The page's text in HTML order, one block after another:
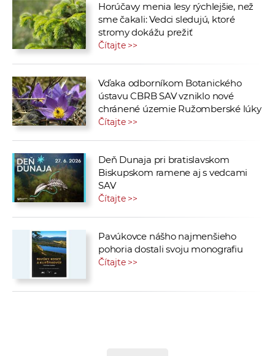
Horúčavy menia lesy rýchlejšie, než
sme čakali: Vedci sledujú, ktoré
stromy dokážu prežiť
Čítajte >>
Vďaka odborníkom Botanického
ústavu CBRB SAV vzniklo nové
chránené územie Ružomberské lúky
Čítajte >>
Deň Dunaja pri bratislavskom
Biskupskom ramene aj s vedcami
SAV
Čítajte >>
Pavúkovce nášho najmenšieho
pohoria dostali svoju monografiu
Čítajte >>